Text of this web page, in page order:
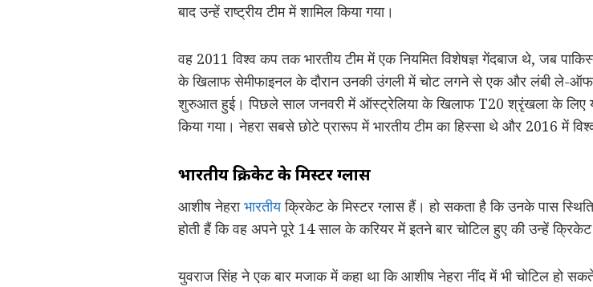
बाद उन्हें राष्ट्रीय टीम में शामिल किया गया।
वह 2011 विश्व कप तक भारतीय टीम में एक नियमित विशेषज्ञ गेंदबाज थे, जब
के खिलाफ सेमीफाइनल के दौरान उनकी उंगली में चोट लगने से एक और लंबी ले-
शुरुआत हुई। पिछले साल जनवरी में ऑस्ट्रेलिया के खिलाफ T20 श्रृंखला के लिए
किया गया। नेहरा सबसे छोटे प्रारूप में भारतीय टीम का हिस्सा थे और 2016 में
भारतीय क्रिकेट के मिस्टर ग्लास
आशीष नेहराभारतीयक्रिकेट के मिस्टर ग्लास हैं। हो सकता है कि उनके पास
होती हैं कि वह अपने पूरे 14 साल के करियर में इतने बार चोटिल हुए की उन्हें
युवराज सिंह ने एक बार मजाक में कहा था कि आशीष नेहरा नींद में भी चोटिल हो